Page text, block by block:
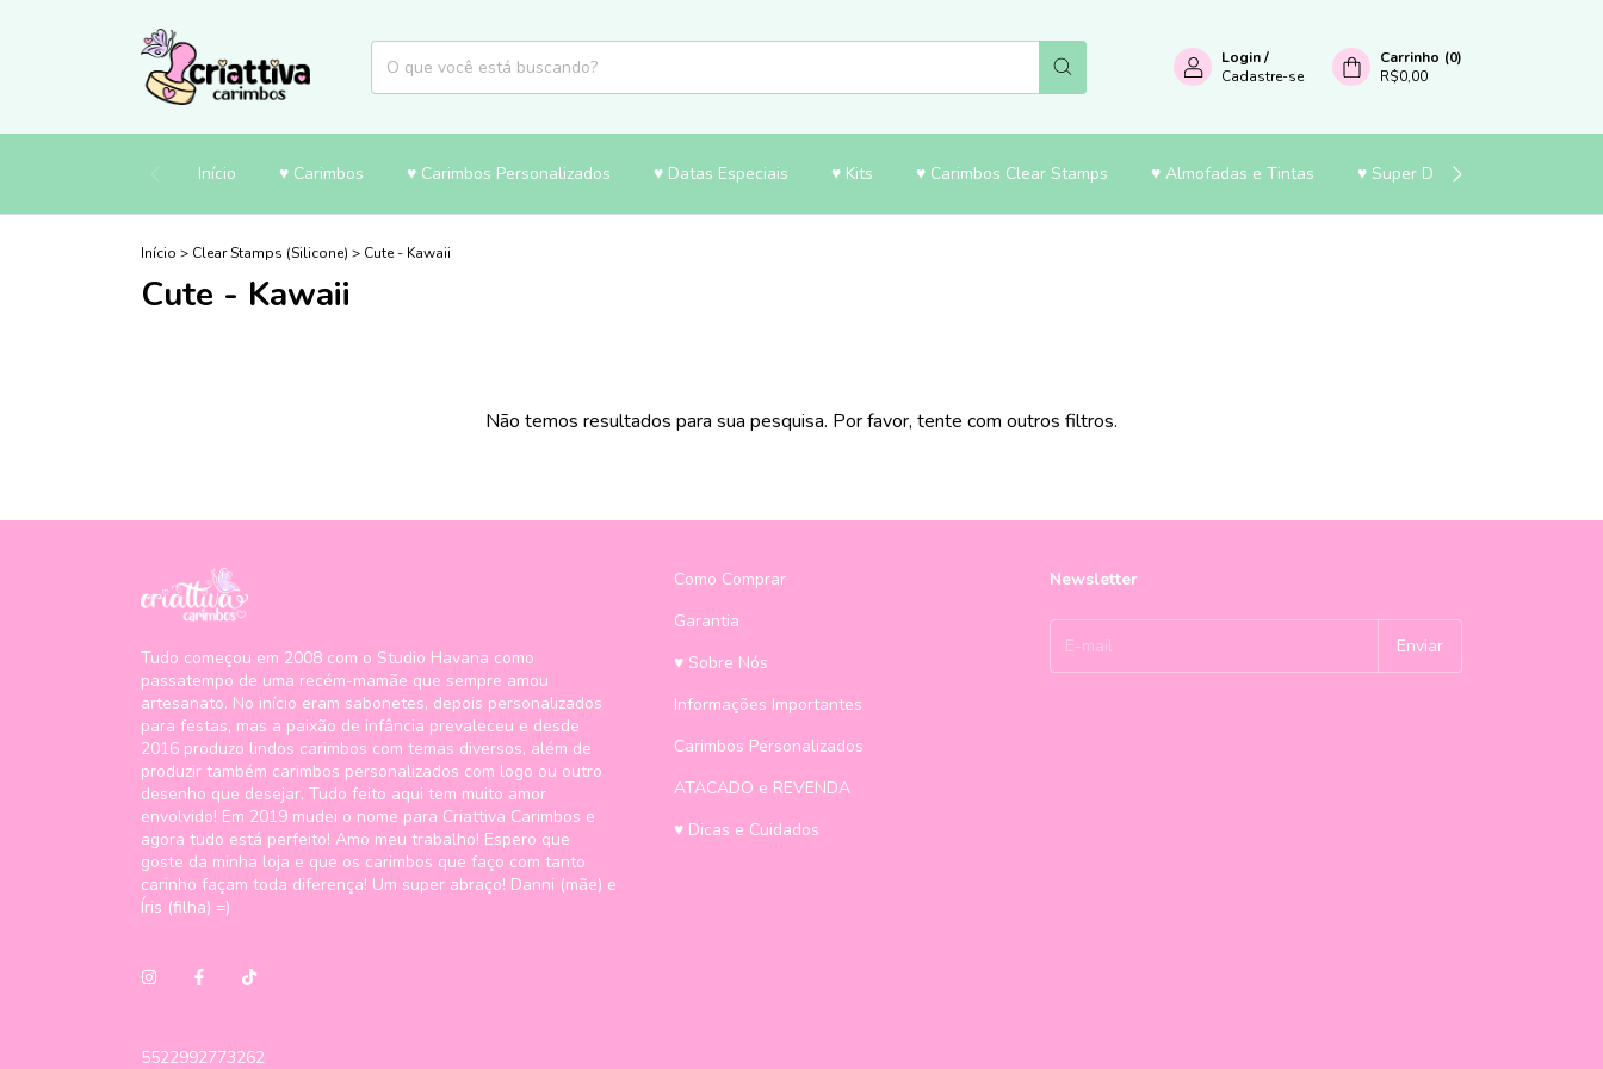
Login/
Cadastre-se
Carrinho (0)
R$0,00
Início ♥ Carimbos ♥ Carimbos Personalizados ♥ Datas Especiais ♥ Kits ♥ Carimbos Clear Stamps ♥ Almofadas e Tintas ♥ Super Desconto
Início > Clear Stamps (Silicone) > Cute - Kawaii
Cute - Kawaii
Não temos resultados para sua pesquisa. Por favor, tente com outros filtros.
Tudo começou em 2008 com o Studio Havana como
passatempo de uma recém-mamãe que sempre amou
artesanato. No início eram sabonetes, depois personalizados
para festas, mas a paixão de infância prevaleceu e desde
2016 produzo lindos carimbos com temas diversos, além de
produzir também carimbos personalizados com logo ou outro
desenho que desejar. Tudo feito aqui tem muito amor
envolvido! Em 2019 mudei o nome para Criattiva Carimbos e
agora tudo está perfeito! Amo meu trabalho! Espero que
goste da minha loja e que os carimbos que faço com tanto
carinho façam toda diferença! Um super abraço! Danni (mãe) e
Íris (filha) =)
5522992773262
Como Comprar
Garantia
♥ Sobre Nós
Informações Importantes
Carimbos Personalizados
ATACADO e REVENDA
♥ Dicas e Cuidados
Newsletter